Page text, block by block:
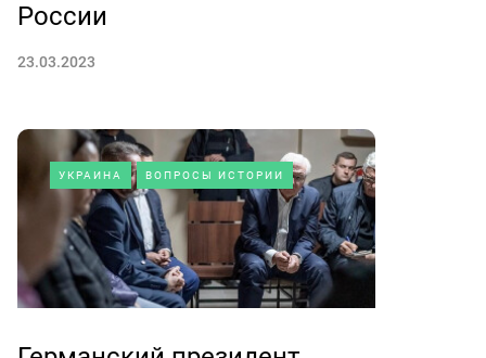
России
23.03.2023
УКРАИНА ВОПРОСЫ ИСТОРИИ